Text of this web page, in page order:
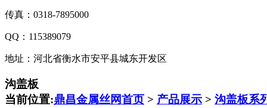
传真：0318-7895000
QQ：115389079
地址：河北省衡水市安平县城东开发区
沟盖板
当前位置:鼎昌金属丝网首页 > 产品展示 > 沟盖板系